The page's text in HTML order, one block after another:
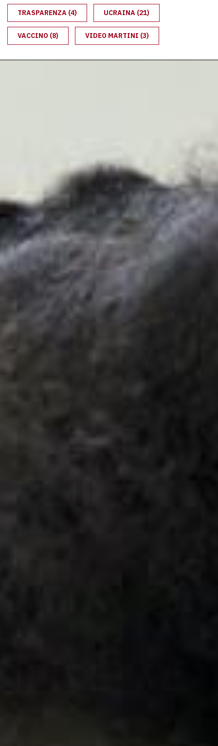
TRASPARENZA (4) UCRAINA (21)
VACCINO (8) VIDEO MARTINI (3)